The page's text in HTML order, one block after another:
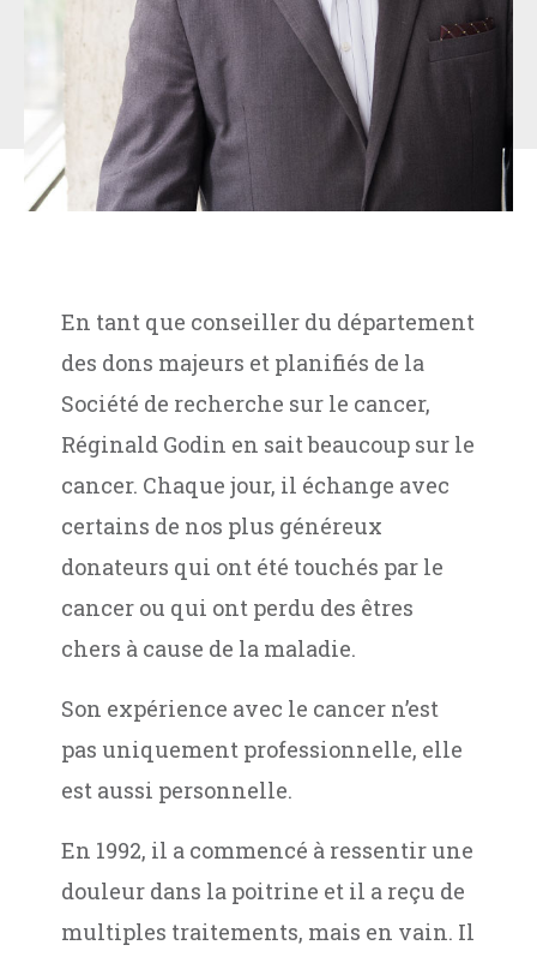
En tant que conseiller du département
des dons majeurs et planifiés de la
Société de recherche sur le cancer,
Réginald Godin en sait beaucoup sur le
cancer. Chaque jour, il échange avec
certains de nos plus généreux
donateurs qui ont été touchés par le
cancer ou qui ont perdu des êtres
chers à cause de la maladie.
Son expérience avec le cancer n’est
pas uniquement professionnelle, elle
est aussi personnelle.
En 1992, il a commencé à ressentir une
douleur dans la poitrine et il a reçu de
multiples traitements, mais en vain. Il